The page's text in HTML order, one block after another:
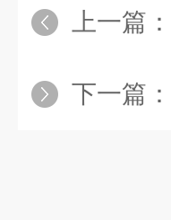
上一篇：
下一篇：